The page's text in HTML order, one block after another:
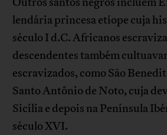
lendária princesa etíope cuja
século I d.C. Africanos
descendentes também
escravizados, como São
Santo Antônio de Noto, cuja
Sicília e depois na Península
século XVI.